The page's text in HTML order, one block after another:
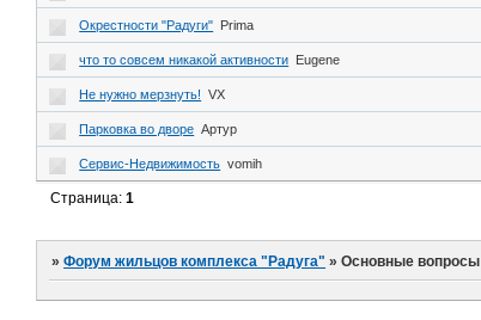
Окрестности "Радуги" Prima
что то совсем никакой активности Eugene
Не нужно мерзнуть! VX
Парковка во дворе Артур
Сервис-Недвижимость vomih
Страница:1
»Форум жильцов комплекса "Радуга" »Основные вопросы